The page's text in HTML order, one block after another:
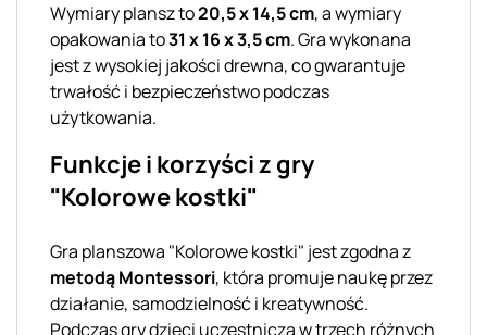
Wymiary plansz to20,5 x 14,5 cm, a wymiary
opakowania to31 x 16 x 3,5 cm. Gra wykonana
jest z wysokiej jakości drewna, co gwarantuje
trwałość i bezpieczeństwo podczas
użytkowania.
Funkcje i korzyści z gry
"Kolorowe kostki"
Gra planszowa "Kolorowe kostki" jest zgodna z
metodą Montessori, która promuje naukę przez
działanie, samodzielność i kreatywność.
Podczas gry dzieci uczestniczą w trzech różnych